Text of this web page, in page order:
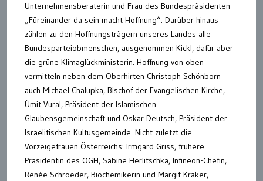
Unternehmensberaterin und Frau des Bundespräsidenten
„Füreinander da sein macht Hoffnung“. Darüber hinaus
zählen zu den Hoffnungsträgern unseres Landes alle
Bundesparteiobmenschen, ausgenommen Kickl, dafür aber
die grüne Klimaglückministerin. Hoffnung von oben
vermitteln neben dem Oberhirten Christoph Schönborn
auch Michael Chalupka, Bischof der Evangelischen Kirche,
Ümit Vural, Präsident der Islamischen
Glaubensgemeinschaft und Oskar Deutsch, Präsident der
Israelitischen Kultusgemeinde. Nicht zuletzt die
Vorzeigefrauen Österreichs: Irmgard Griss, frühere
Präsidentin des OGH, Sabine Herlitschka, Infineon-Chefin,
Renée Schroeder, Biochemikerin und Margit Kraker,